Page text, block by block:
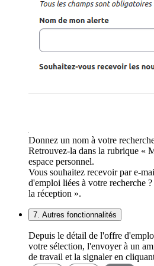
Donnez un nom à votre
Retrouvez-la dans la rubrique «
espace personnel.
Vous souhaitez recevoir par e-
d'emploi liées à votre recherche
la réception ».
7. Autres fonctionnalités
Depuis le détail de l'offre
votre sélection, l'envoyer à un
de travail et la signaler en